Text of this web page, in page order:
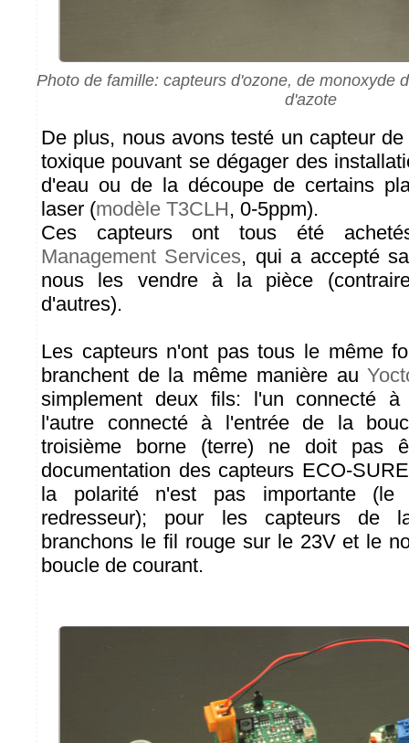
Photo de famille: capteurs d'ozone, de monoxyde
d'azote
De plus, nous avons testé un capteur
toxique pouvant se dégager des
d'eau ou de la découpe de certains
laser (modèle T3CLH, 0-5ppm).
Ces capteurs ont tous été
Management Services, qui a accepté
nous les vendre à la pièce
d'autres).
Les capteurs n'ont pas tous le même
branchent de la même manière au
simplement deux fils: l'un connecté à
l'autre connecté à l'entrée de la
troisième borne (terre) ne doit pas
documentation des capteurs ECO-
la polarité n'est pas importante (le
redresseur); pour les capteurs de
branchons le fil rouge sur le 23V et le
boucle de courant.